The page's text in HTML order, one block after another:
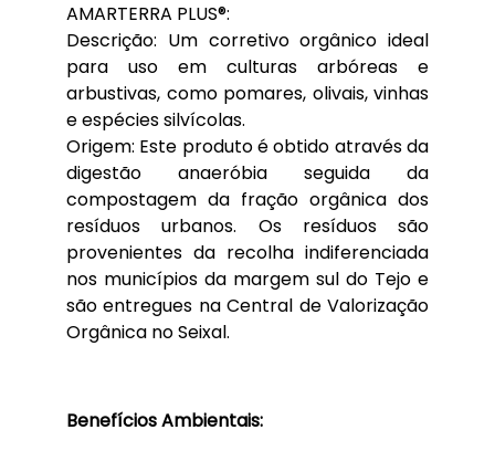
AMARTERRA PLUS®:
Descrição: Um corretivo orgânico ideal
para uso em culturas arbóreas e
arbustivas, como pomares, olivais, vinhas
e espécies silvícolas.
Origem: Este produto é obtido através da
digestão anaeróbia seguida da
compostagem da fração orgânica dos
resíduos urbanos. Os resíduos são
provenientes da recolha indiferenciada
nos municípios da margem sul do Tejo e
são entregues na Central de Valorização
Orgânica no Seixal.
Benefícios Ambientais: